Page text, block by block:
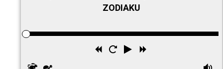
ZODIAKU
Odtwórz
Uruchom
Przewiń